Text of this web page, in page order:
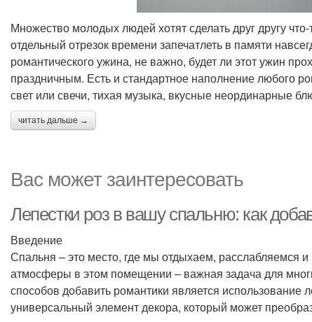
Множество молодых людей хотят сделать друг другу
отдельный отрезок времени запечатлеть в памяти
романтического ужина, не важно, будет ли этот ужин
праздничным. Есть и стандартное наполнение любого
свет или свечи, тихая музыка, вкусные неординарные
читать дальше →
Вас может заинтересовать
Лепестки роз в вашу спальню: как
Введение
Спальня – это место, где мы отдыхаем, расслабляемся
атмосферы в этом помещении – важная задача для
способов добавить романтики является использование
универсальный элемент декора, который может